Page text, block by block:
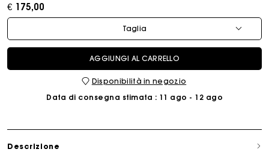
€ 175,00
Taglia
AGGIUNGI AL CARRELLO
Disponibilità in negozio
Data di consegna stimata : 11 ago - 12 ago
Descrizione